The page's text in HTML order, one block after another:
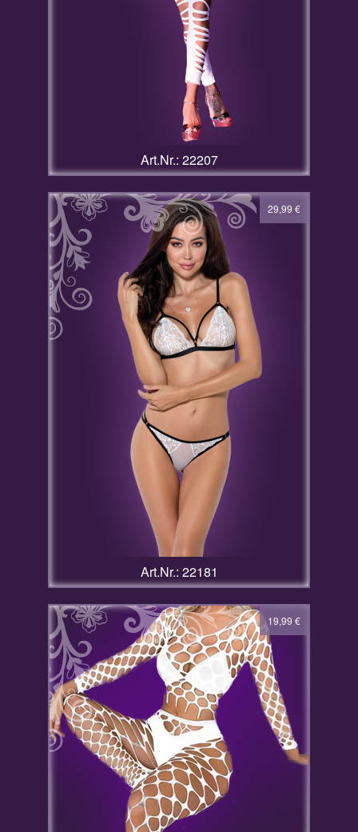
Art.Nr.: 22207
Art.Nr.: 22181
29,99 €
19,99 €